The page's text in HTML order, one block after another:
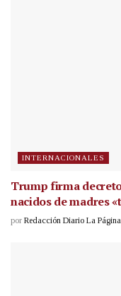
INTERNACIONALES
Trump firma
nacidos de madres
por Redacción Diario La Página